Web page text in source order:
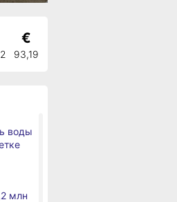
€
93,19
воды
млн